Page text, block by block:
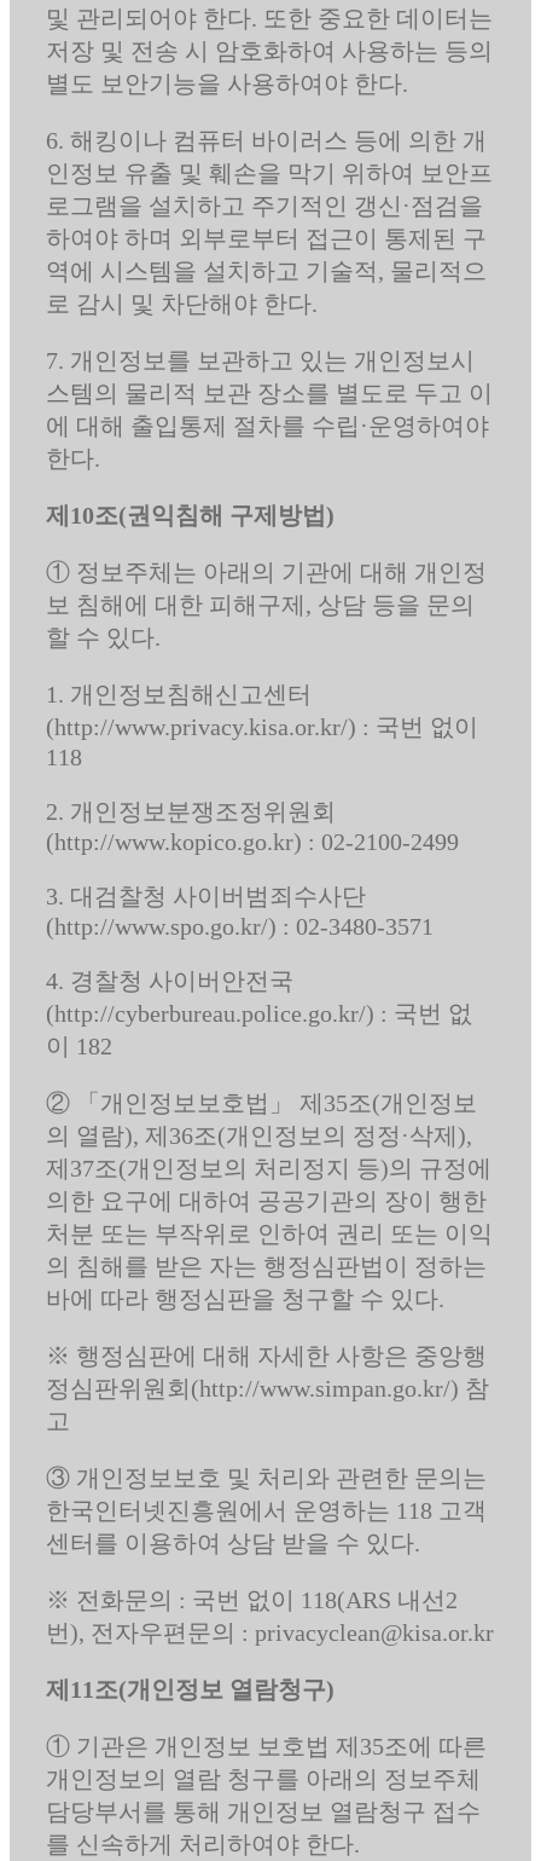
및 관리되어야 한다. 또한 중요한 데이터는
저장 및 전송 시 암호화하여 사용하는 등의
별도 보안기능을 사용하여야 한다.
6. 해킹이나 컴퓨터 바이러스 등에 의한 개
인정보 유출 및 훼손을 막기 위하여 보안프
로그램을 설치하고 주기적인 갱신·점검을
하여야 하며 외부로부터 접근이 통제된 구
역에 시스템을 설치하고 기술적, 물리적으
로 감시 및 차단해야 한다.
7. 개인정보를 보관하고 있는 개인정보시
스템의 물리적 보관 장소를 별도로 두고 이
에 대해 출입통제 절차를 수립·운영하여야
한다.
제10조(권익침해 구제방법)
① 정보주체는 아래의 기관에 대해 개인정
보 침해에 대한 피해구제, 상담 등을 문의
할 수 있다.
1. 개인정보침해신고센터
(http://www.privacy.kisa.or.kr/) : 국번 없이
118
2. 개인정보분쟁조정위원회
(http://www.kopico.go.kr) : 02-2100-2499
3. 대검찰청 사이버범죄수사단
(http://www.spo.go.kr/) : 02-3480-3571
4. 경찰청 사이버안전국
(http://cyberbureau.police.go.kr/) : 국번 없
이 182
② 「개인정보보호법」 제35조(개인정보
의 열람), 제36조(개인정보의 정정·삭제),
제37조(개인정보의 처리정지 등)의 규정에
의한 요구에 대하여 공공기관의 장이 행한
처분 또는 부작위로 인하여 권리 또는 이익
의 침해를 받은 자는 행정심판법이 정하는
바에 따라 행정심판을 청구할 수 있다.
※ 행정심판에 대해 자세한 사항은 중앙행
정심판위원회(http://www.simpan.go.kr/) 참
고
③ 개인정보보호 및 처리와 관련한 문의는
한국인터넷진흥원에서 운영하는 118 고객
센터를 이용하여 상담 받을 수 있다.
※ 전화문의 : 국번 없이 118(ARS 내선2
번), 전자우편문의 : privacyclean@kisa.or.kr
제11조(개인정보 열람청구)
① 기관은 개인정보 보호법 제35조에 따른
개인정보의 열람 청구를 아래의 정보주체
담당부서를 통해 개인정보 열람청구 접수
를 신속하게 처리하여야 한다.